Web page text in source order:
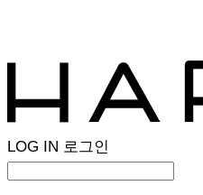
LOG IN 로그인